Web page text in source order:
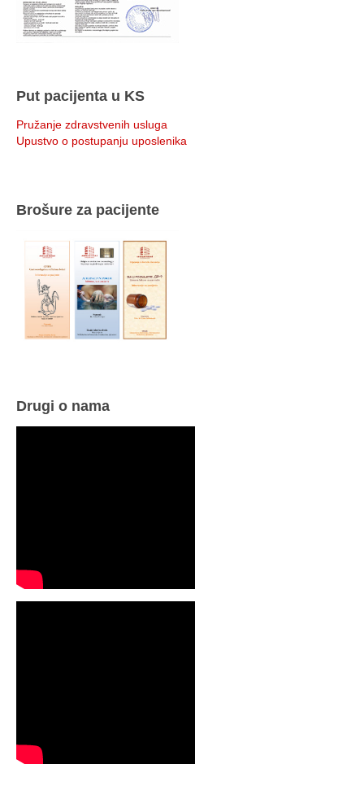
Put pacijenta u KS
Pružanje zdravstvenih usluga
Upustvo o postupanju uposlenika
Brošure za pacijente
Drugi o nama